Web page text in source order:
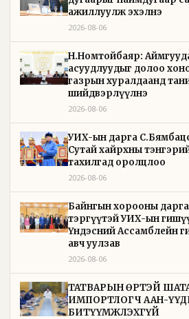
ажиллуулж эхэлнэ
2026-08-06
Н.Номтойбаяр:
асуудлуудыг долоо
газрын хуралдаанд
шийдвэрлүүлнэ
2026-08-06
УИХ-ын дарга С.Бямбацогт
Сутай хайрхны
тахилгад оролцлоо
2026-08-06
Байнгын хорооны
тэргүүтэй УИХ-ын
Үндэсний Ассамблейн
авч уулзав
2026-08-06
ТАТВАРЫН ӨРТЭЙ
ИМПОРТЛОГЧ ААН-
БИТҮҮМЖЛЭХГҮЙ